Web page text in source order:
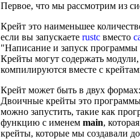
Первое, что мы рассмотрим из
Крейт это наименьшее
если вы запускаете rustcвместо
"Написание и запуск программы
Крейты могут содержать
компилируются вместе с
Крейт может быть в двух
Двоичные крейты это
можно запустить, такие как
функцию с именем main,
крейты, которые мы создавали